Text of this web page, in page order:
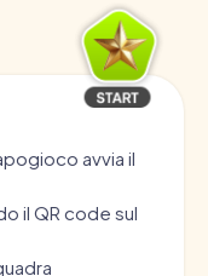
avvia il
il QR code sul